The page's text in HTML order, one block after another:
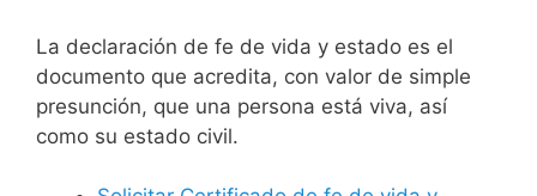
La declaración de fe de vida y estado es el
documento que acredita, con valor de simple
presunción, que una persona está viva, así
como su estado civil.